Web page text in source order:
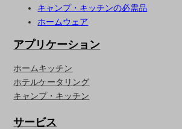
キャンプ・キッチンの必需品
ホームウェア
アプリケーション
ホームキッチン
ホテルケータリング
キャンプ・キッチン
サービス